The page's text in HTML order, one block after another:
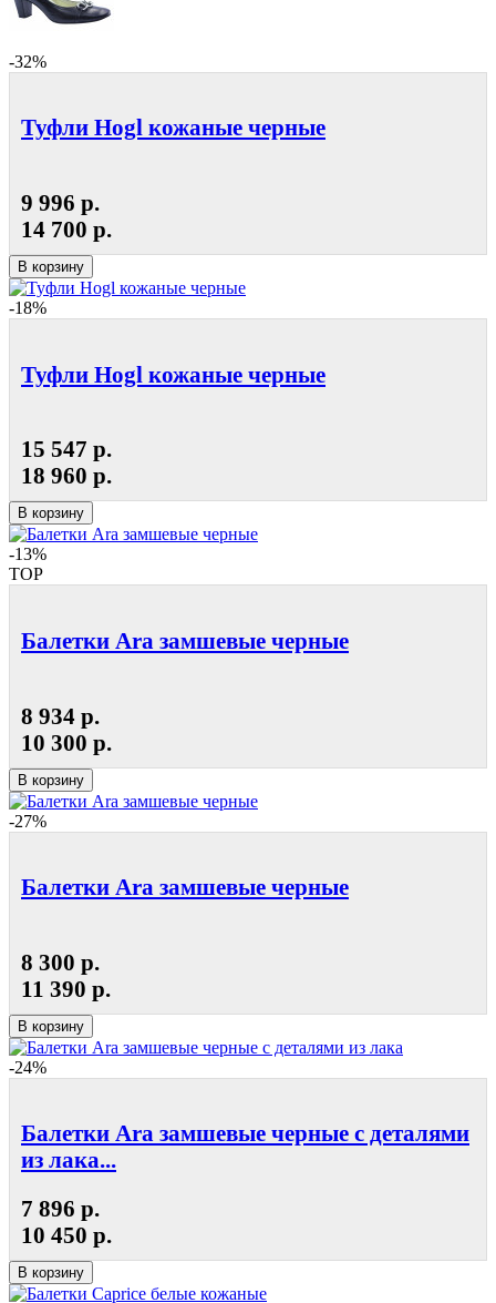
-32%
Туфли Hogl кожаные черные
9 996 р.
14 700 р.
В корзину
-18%
Туфли Hogl кожаные черные
15 547 р.
18 960 р.
В корзину
-13%
TOP
Балетки Ara замшевые черные
8 934 р.
10 300 р.
В корзину
-27%
Балетки Ara замшевые черные
8 300 р.
11 390 р.
В корзину
-24%
Балетки Ara замшевые черные с деталями
из лака...
7 896 р.
10 450 р.
В корзину